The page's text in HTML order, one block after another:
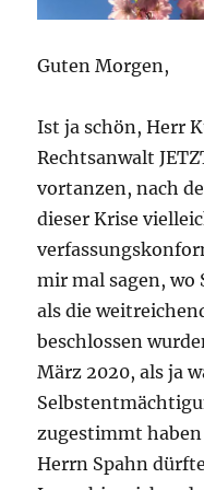
Guten Morgen,
Ist ja schön, Herr
Rechtsanwalt
vortanzen, nach
dieser Krise
mir mal sagen, wo
als die
beschlossen
März 2020, als ja
zugestimmt
Herrn Spahn